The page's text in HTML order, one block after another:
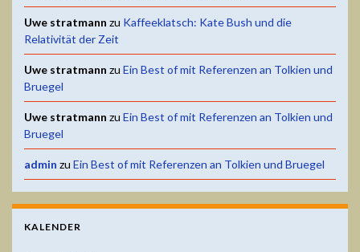
Uwe stratmann zu Kaffeeklatsch: Kate Bush und die
Relativität der Zeit
Uwe stratmann zu Ein Best of mit Referenzen an Tolkien und
Bruegel
Uwe stratmann zu Ein Best of mit Referenzen an Tolkien und
Bruegel
admin zu Ein Best of mit Referenzen an Tolkien und Bruegel
KALENDER